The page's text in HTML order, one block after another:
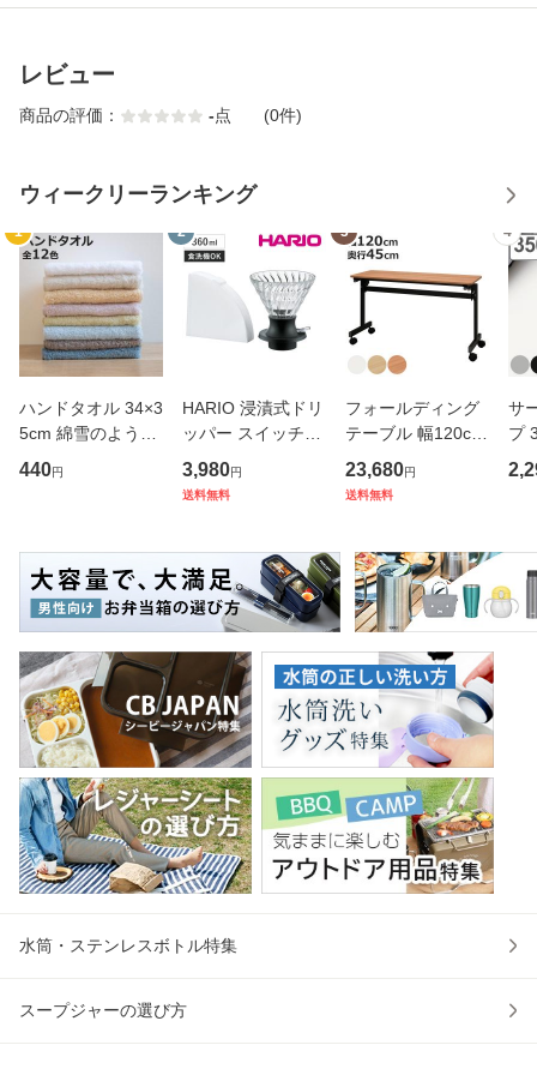
レビュー
商品の評価： -点 (0件)
ウィークリーランキング
1
ハンドタオル 34×3
5cm 綿雪のような
タオル ベルベット
カラー （ タオル
ンカチ 洗面タオル
綿 コッ
440円
2
HARIO 浸漬式ドリ
ッパー スイッチ36
0 （ ハリオ コーヒ
ー ドリッパー ペー
応 おしゃれ シンプ
ル ハン
3,980円
送料無料
3
フォールディング
テーブル 幅120cm
奥行き45cm キャ
スター付き 折りた
ッキング 会議机 ミ
ーティング
23,680円
送料無料
4
サ
プ
フ
ス
マ
保
水筒・ステンレスボトル特集
スープジャーの選び方